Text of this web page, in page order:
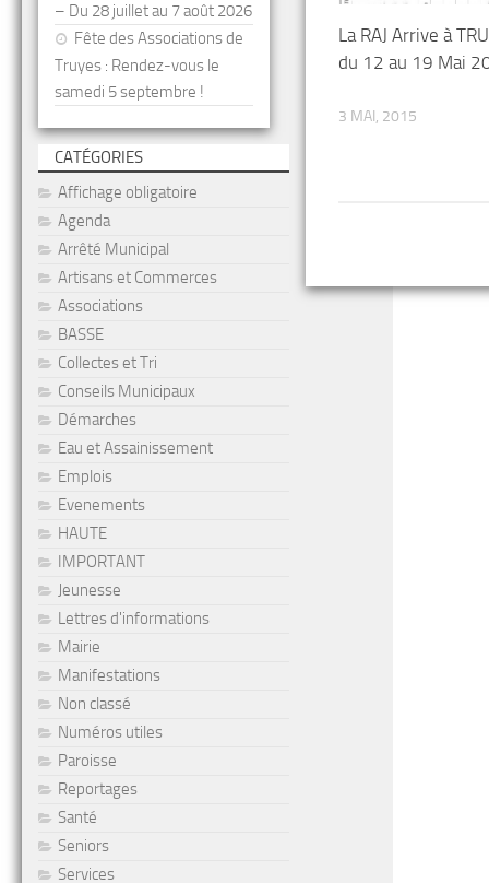
La RAJ Arrive à
du 12 au 19 Mai
3 MAI, 2015
– Du 28 juillet au 7 août 2026
Fête des Associations de
Truyes : Rendez-vous le
samedi 5 septembre !
CATÉGORIES
Affichage obligatoire
Agenda
Arrêté Municipal
Artisans et Commerces
Associations
BASSE
Collectes et Tri
Conseils Municipaux
Démarches
Eau et Assainissement
Emplois
Evenements
HAUTE
IMPORTANT
Jeunesse
Lettres d'informations
Mairie
Manifestations
Non classé
Numéros utiles
Paroisse
Reportages
Santé
Seniors
Services